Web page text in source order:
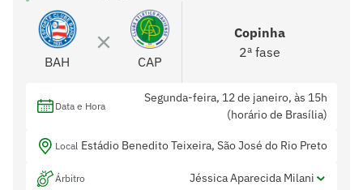
BAH CAP
Copinha
2ª fase
Data e Hora
Segunda-feira, 12 de janeiro, às 15h
(horário de Brasília)
Local Estádio Benedito Teixeira, São José do Rio Preto
Árbitro Jéssica Aparecida Milani